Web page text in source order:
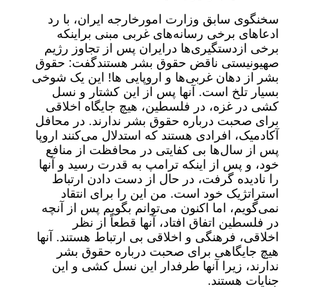
سخنگوی سابق وزارت امورخارجه ایران، با رد
ادعا‌های برخی رسانه‌های غربی مبنی براینکه
برخی ازدستگیری‌ها درایران پس از تجاوز رژیم
صهیونیستی ناقض حقوق بشر هستندگفت: حقوق
بشر از دهان غربی‌ها و اروپایی ها! این یک شوخی
بسیار تلخ است. آنها پس از این کشتار و نسل
کشی در غزه، در فلسطین، هیچ جایگاه اخلاقی
برای صحبت درباره حقوق بشر ندارند. در محافل
آکادمیک، افرادی هستند که استدلال می‌کنند اروپا
پس از سال‌ها بی کفایتی در محافظت از منافع
خود، و پس از اینکه ترامپ به قدرت رسید و آنها
را نادیده گرفت، در حال از دست دادن ارتباط
استراتژیک خود است. من این را برای انتقاد
نمی‌گویم، اما اکنون می‌توانم بگویم پس از آنچه
در فلسطین اتفاق افتاد، آنها قطعاً از نظر
اخلاقی، فرهنگی و اخلاقی بی ارتباط هستند. آنها
هیچ جایگاهی برای صحبت درباره حقوق بشر
ندارند، زیرا آنها طرفدار این نسل کشی و این
جنایات هستند.